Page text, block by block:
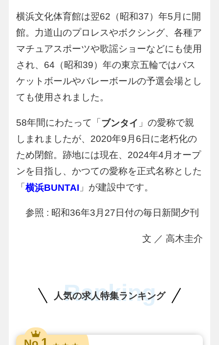
横浜文化体育館は翌62（昭和37）年5月に開
館。力道山のプロレスやボクシング、各種ア
マチュアスポーツや歌謡ショーなどにも使用
され、64（昭和39）年の東京五輪ではバス
ケットボールやバレーボールの予選会場とし
ても使用されました。
58年間にわたって「 ブンタイ 」の愛称で親
しまれましたが、2020年9月6日に老朽化の
ため閉館。跡地には現在、2024年4月オープ
ンを目指し、かつての愛称を正式名称とした
「 横浜BUNTAI 」が建設中です。
参照 : 昭和36年3月27日付の毎日新聞夕刊
文 ／ 高木圭介
人気の求人特集ランキング
Ranking